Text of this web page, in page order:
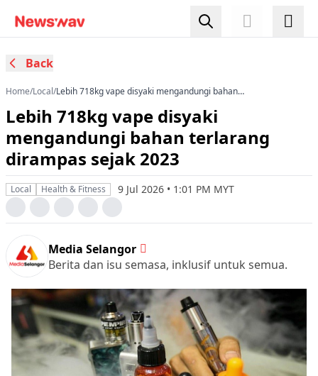
Back
Home/Local/Lebih 718kg vape disyaki mengandungi bahan
Lebih 718kg vape disyaki
mengandungi bahan terlarang
dirampas sejak 2023
Local Health & Fitness 9 Jul 2026 • 1:01 PM MYT
Media Selangor
Berita dan isu semasa, inklusif untuk semua.